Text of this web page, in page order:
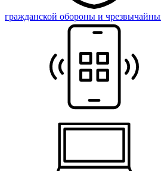
гражданской обороны и